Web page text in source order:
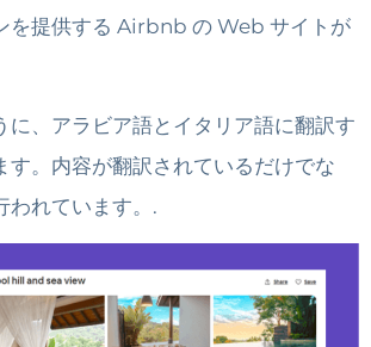
を提供する Airbnb の Web サイトが
に、アラビア語とイタリア語に翻訳す
す。内容が翻訳されているだけでな
われています。.